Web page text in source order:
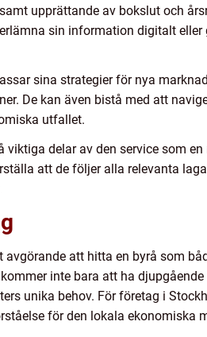
upprättande av bokslut och
sin information digitalt
sina strategier för nya
De kan även bistå med att
utfallet.
delar av den service som
att de följer alla relevanta
att hitta en byrå som
inte bara att ha
unika behov. För företag i
för den lokala ekonomiska